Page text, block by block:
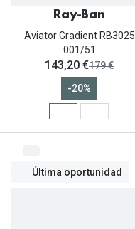
Ray-Ban
Aviator Gradient RB3025
001/51
ahora:
143,20 €antes:
179 €
-20%
Última oportunidad